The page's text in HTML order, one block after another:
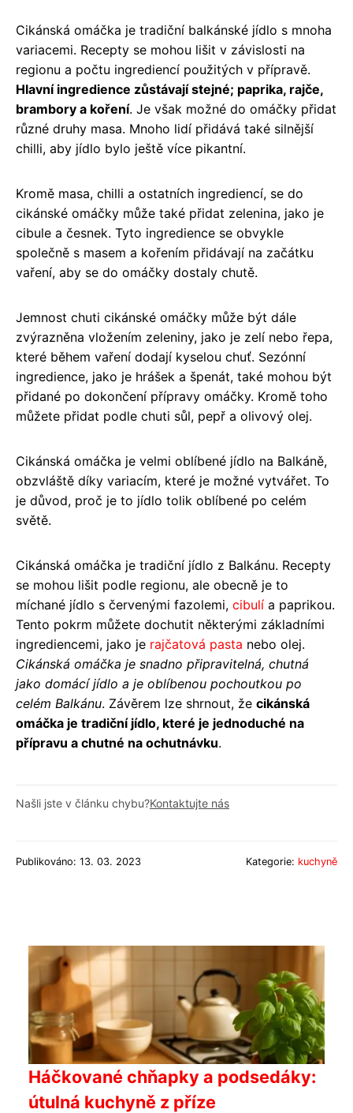
Cikánská omáčka je tradiční balkánské jídlo s mnoha
variacemi. Recepty se mohou lišit v závislosti na
regionu a počtu ingrediencí použitých v přípravě.
Hlavní ingredience zůstávají stejné; paprika, rajče,
brambory a koření. Je však možné do omáčky přidat
různé druhy masa. Mnoho lidí přidává také silnější
chilli, aby jídlo bylo ještě více pikantní.
Kromě masa, chilli a ostatních ingrediencí, se do
cikánské omáčky může také přidat zelenina, jako je
cibule a česnek. Tyto ingredience se obvykle
společně s masem a kořením přidávají na začátku
vaření, aby se do omáčky dostaly chutě.
Jemnost chuti cikánské omáčky může být dále
zvýrazněna vložením zeleniny, jako je zelí nebo řepa,
které během vaření dodají kyselou chuť. Sezónní
ingredience, jako je hrášek a špenát, také mohou být
přidané po dokončení přípravy omáčky. Kromě toho
můžete přidat podle chuti sůl, pepř a olivový olej.
Cikánská omáčka je velmi oblíbené jídlo na Balkáně,
obzvláště díky variacím, které je možné vytvářet. To
je důvod, proč je to jídlo tolik oblíbené po celém
světě.
Cikánská omáčka je tradiční jídlo z Balkánu. Recepty
se mohou lišit podle regionu, ale obecně je to
míchané jídlo s červenými fazolemi, cibulí a paprikou.
Tento pokrm můžete dochutit některými základními
ingrediencemi, jako je rajčatová pasta nebo olej.
Cikánská omáčka je snadno připravitelná, chutná
jako domácí jídlo a je oblíbenou pochoutkou po
celém Balkánu. Závěrem lze shrnout, že cikánská
omáčka je tradiční jídlo, které je jednoduché na
přípravu a chutné na ochutnávku.
Našli jste v článku chybu?Kontaktujte nás
Publikováno: 13. 03. 2023 Kategorie: kuchyně
Háčkované chňapky a podsedáky:
útulná kuchyně z příze